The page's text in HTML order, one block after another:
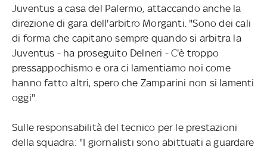
Juventus a casa del Palermo, attaccando anche la
direzione di gara dell'arbitro Morganti. "Sono dei cali
di forma che capitano sempre quando si arbitra la
Juventus - ha proseguito Delneri - C'è troppo
pressappochismo e ora ci lamentiamo noi come
hanno fatto altri, spero che Zamparini non si lamenti
oggi".
Sulle responsabilità del tecnico per le prestazioni
della squadra: "I giornalisti sono abittuati a guardare